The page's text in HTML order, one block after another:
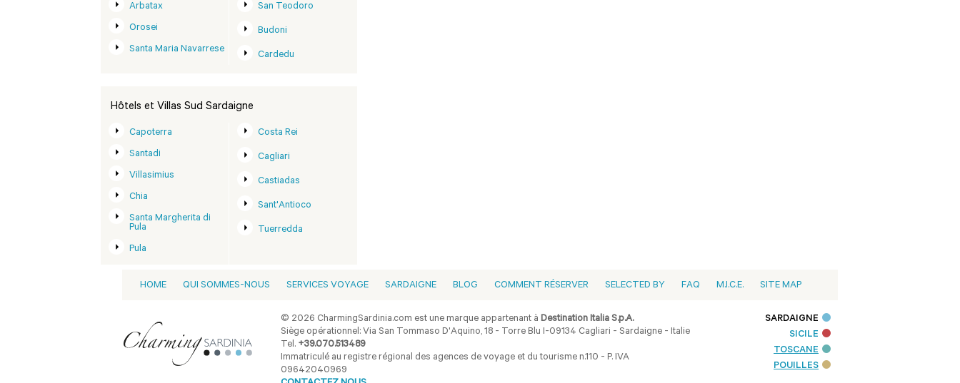
Arbatax
Orosei
Santa Maria Navarrese
San Teodoro
Budoni
Cardedu
Hôtels et Villas Sud Sardaigne
Capoterra
Santadi
Villasimius
Chia
Santa Margherita di
Pula
Pula
Costa Rei
Cagliari
Castiadas
Sant'Antioco
Tuerredda
HOME QUI SOMMES-NOUS SERVICES VOYAGE SARDAIGNE BLOG COMMENT RÉSERVER SELECTED BY FAQ M.I.C.E. SITE MAP
© 2026 CharmingSardinia.com est une marque appartenant àDestination Italia S.p.A.
Siège opérationnel: Via San Tommaso D'Aquino, 18 - Torre Blu I-09134 Cagliari - Sardaigne - Italie
Tel. +39.070.513489
Immatriculé au registre régional des agences de voyage et du tourisme n.110 - P. IVA
09642040969
SARDAIGNE
SICILE
TOSCANE
POUILLES